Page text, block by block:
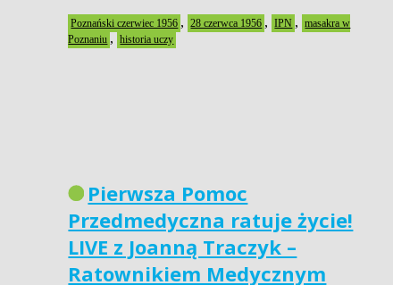
Poznański czerwiec 1956 , 28 czerwca 1956 , IPN ,
masakra w
Poznaniu , historia uczy
Pierwsza Pomoc
Przedmedyczna ratuje życie!
LIVE z Joanną Traczyk –
Ratownikiem Medycznym